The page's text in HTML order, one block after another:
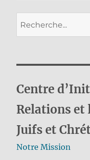
Centre
Relations et
Juifs et
Notre Mission